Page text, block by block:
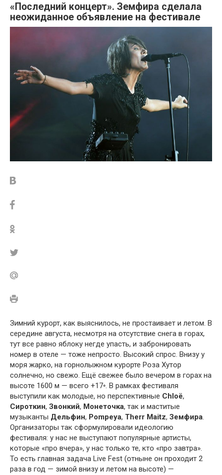
«Последний концерт». Земфира сделала
неожиданное объявление на фестивале
Зимний курорт, как выяснилось, не простаивает и летом. В
середине августа, несмотря на отсутствие снега в горах,
тут все равно яблоку негде упасть, и забронировать
номер в отеле — тоже непросто. Высокий спрос. Внизу у
моря жарко, на горнолыжном курорте Роза Хутор
солнечно, но свежо. Ещё свежее было вечером в горах на
высоте 1600 м — всего +17◦. В рамках фестиваля
выступили как молодые, но перспективные Chloё,
Сироткин, Звонкий, Монеточка, так и маститые
музыканты Дельфин, Pompeya, Therr Maitz, Земфира.
Организаторы так сформулировали идеологию
фестиваля: у нас не выступают популярные артисты,
которые «про вчера», у нас только те, кто «про завтра».
То есть главная задача Live Fest (отныне он проходит 2
раза в год — зимой внизу и летом на высоте) —